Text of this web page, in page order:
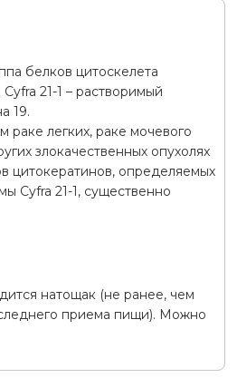
белков цитоскелета
21-1 – растворимый
19.
раке легких, раке мочевого
злокачественных опухолях
цитокератинов, определяемых
Cyfra 21-1, существенно
натощак (не ранее, чем
приема пищи). Можно